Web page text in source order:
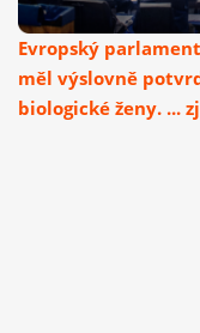
Evropský
měl výslovně
biologické ženy. ...